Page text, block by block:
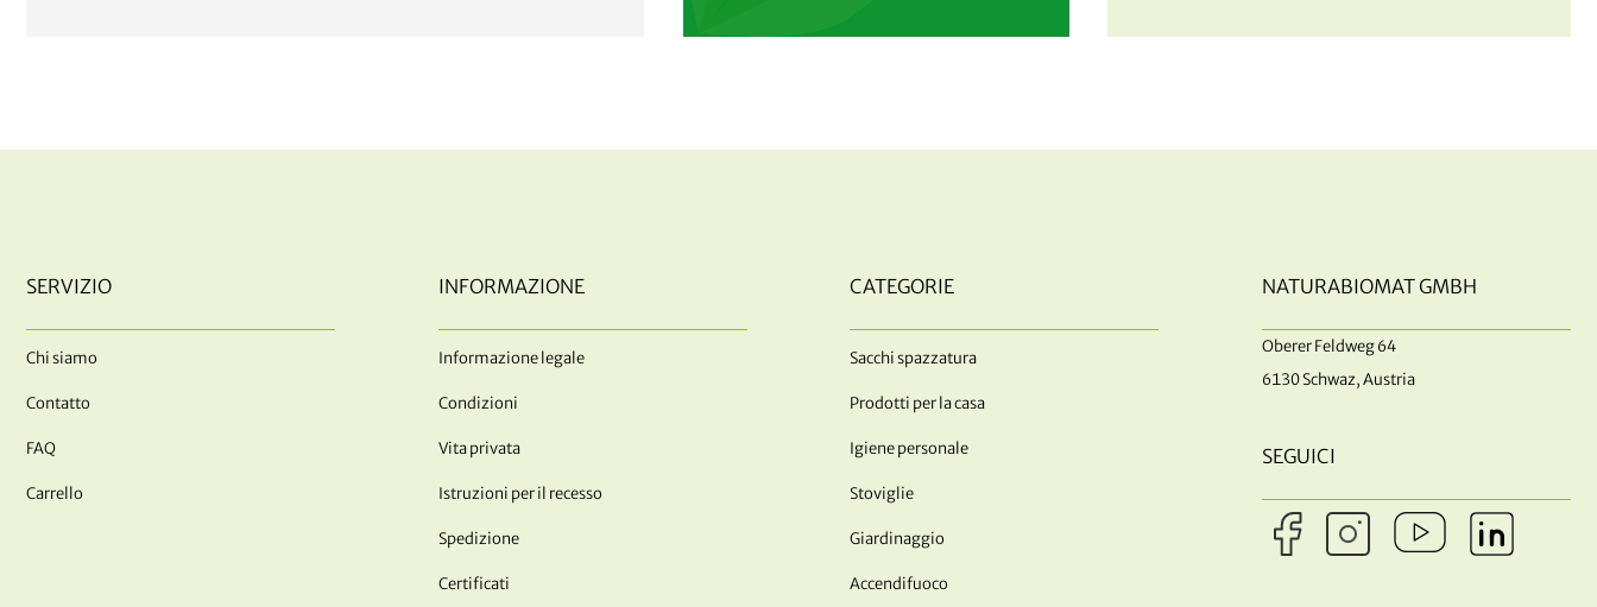
SERVIZIO
Chi siamo
Contatto
FAQ
Carrello
INFORMAZIONE
Informazione legale
Condizioni
Vita privata
Istruzioni per il recesso
Spedizione
Certificati
CATEGORIE
Sacchi spazzatura
Prodotti per la casa
Igiene personale
Stoviglie
Giardinaggio
Accendifuoco
NATURABIOMAT GMBH
Oberer Feldweg 64
6130 Schwaz, Austria
SEGUICI